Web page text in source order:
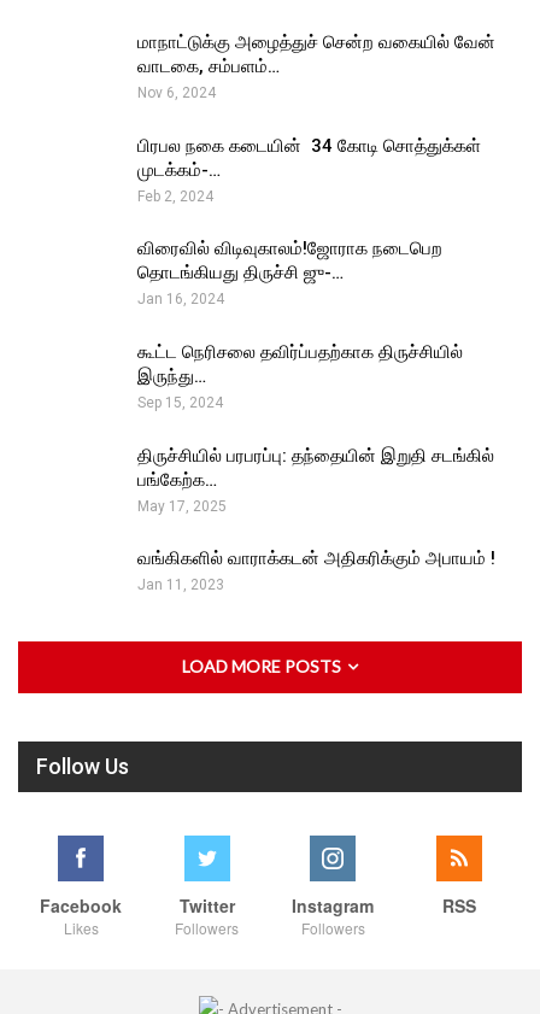
மாநாட்டுக்கு அழைத்துச் சென்ற வகையில் வேன்
வாடகை, சம்பளம்…
Nov 6, 2024
பிரபல நகை கடையின் ₹ 34 கோடி சொத்துக்கள்
முடக்கம்-…
Feb 2, 2024
விரைவில் விடிவுகாலம்!ஜோராக நடைபெற
தொடங்கியது திருச்சி ஜு-…
Jan 16, 2024
கூட்ட நெரிசலை தவிர்ப்பதற்காக திருச்சியில்
இருந்து…
Sep 15, 2024
திருச்சியில் பரபரப்பு: தந்தையின் இறுதி சடங்கில்
பங்கேற்க…
May 17, 2025
வங்கிகளில் வாராக்கடன் அதிகரிக்கும் அபாயம் !
Jan 11, 2023
LOAD MORE POSTS
Follow Us
Facebook
Likes
Twitter
Followers
Instagram
Followers
RSS